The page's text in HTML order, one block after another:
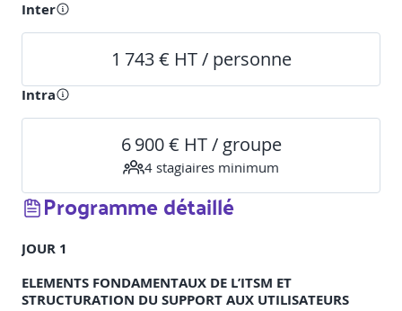
Inter
1 743 € HT / personne
Intra
6 900 € HT / groupe
4 stagiaires minimum
Programme détaillé
JOUR 1
ELEMENTS FONDAMENTAUX DE L’ITSM ET
STRUCTURATION DU SUPPORT AUX UTILISATEURS